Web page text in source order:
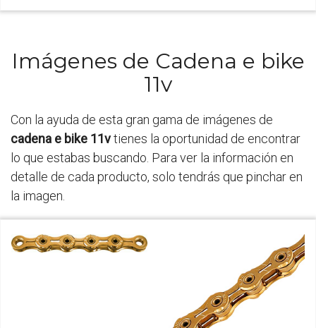
Imágenes de Cadena e bike
11v
Con la ayuda de esta gran gama de imágenes de
cadena e bike 11vtienes la oportunidad de encontrar
lo que estabas buscando. Para ver la información en
detalle de cada producto, solo tendrás que pinchar en
la imagen.